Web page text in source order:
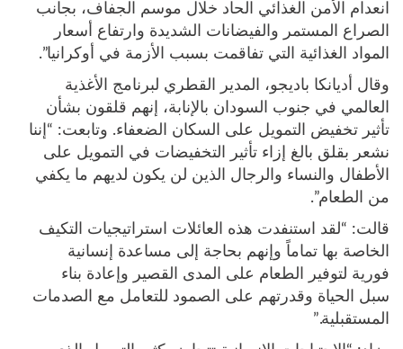
انعدام الأمن الغذائي الحاد خلال موسم الجفاف، بجانب
الصراع المستمر والفيضانات الشديدة وارتفاع أسعار
المواد الغذائية التي تفاقمت بسبب الأزمة في أوكرانيا”.
وقال أديانكا باديجو، المدير القطري لبرنامج الأغذية
العالمي في جنوب السودان بالإنابة، إنهم قلقون بشأن
تأثير تخفيض التمويل على السكان الضعفاء. وتابعت: “إننا
نشعر بقلق بالغ إزاء تأثير التخفيضات في التمويل على
الأطفال والنساء والرجال الذين لن يكون لديهم ما يكفي
من الطعام”.
قالت: “لقد استنفدت هذه العائلات استراتيجيات التكيف
الخاصة بها تماماً وإنهم بحاجة إلى مساعدة إنسانية
فورية لتوفير الطعام على المدى القصير وإعادة بناء
سبل الحياة وقدرتهم على الصمود للتعامل مع الصدمات
المستقبلية.”